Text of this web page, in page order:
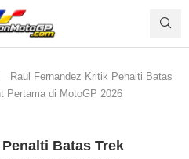
Raul Fernandez Kritik Penalti Batas
Pertama di MotoGP 2026
Batas Trek